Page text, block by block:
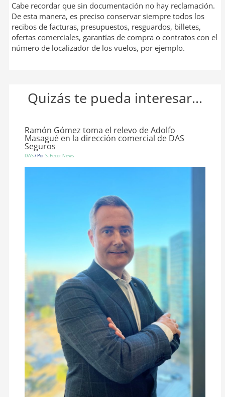
Cabe recordar que sin documentación no hay reclamación.
De esta manera, es preciso conservar siempre todos los
recibos de facturas, presupuestos, resguardos, billetes,
ofertas comerciales, garantías de compra o contratos con el
número de localizador de los vuelos, por ejemplo.
Quizás te pueda interesar...
Ramón Gómez toma el relevo de Adolfo
Masagué en la dirección comercial de DAS
Seguros
DAS/ PorS. Fecor News